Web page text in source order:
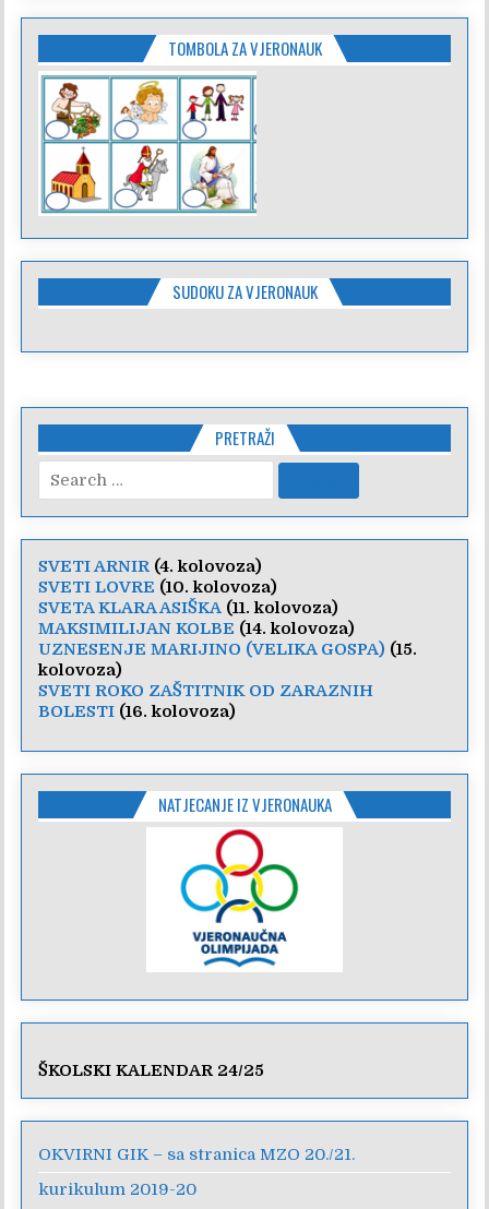
TOMBOLA ZA VJERONAUK
SUDOKU ZA VJERONAUK
PRETRAŽI
Search
for:
SVETI ARNIR(4. kolovoza)
SVETI LOVRE (10. kolovoza)
SVETA KLARA ASIŠKA (11. kolovoza)
MAKSIMILIJAN KOLBE (14. kolovoza)
UZNESENJE MARIJINO (VELIKA GOSPA) (15.
kolovoza)
SVETI ROKO ZAŠTITNIK OD ZARAZNIH
BOLESTI (16. kolovoza)
NATJECANJE IZ VJERONAUKA
ŠKOLSKI KALENDAR 24/25
OKVIRNI GIK – sa stranica MZO 20./21.
kurikulum 2019-20